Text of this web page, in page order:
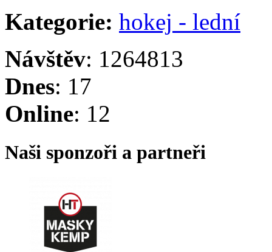
Kategorie: hokej - lední
Návštěv: 1264813
Dnes: 17
Online: 12
Naši sponzoři a partneři